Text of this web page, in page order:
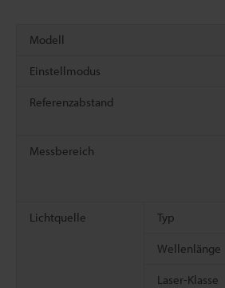
Modell
Einstellmodus
Referenzabstand
Messbereich
Lichtquelle Typ
Wellenlänge
Laser-Klasse